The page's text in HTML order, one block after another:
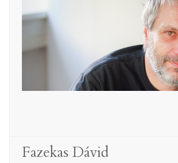
Fazekas Dávid